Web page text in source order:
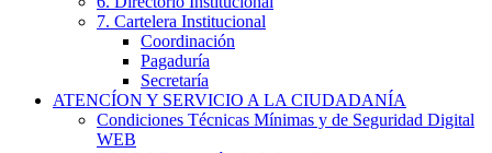
7. Cartelera Institucional
Coordinación
Pagaduría
Secretaría
ATENCÍON Y SERVICIO A LA CIUDADANÍA
Condiciones Técnicas Mínimas y de Seguridad Digital
WEB